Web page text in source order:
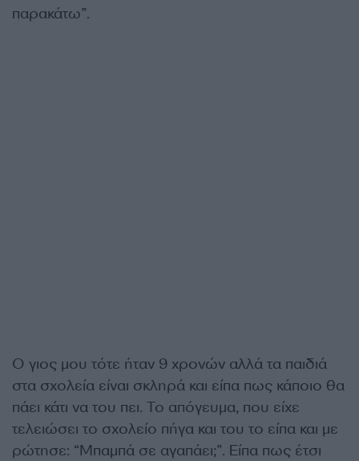
παρακάτω”.
Ο γιος μου τότε ήταν 9 χρονών αλλά τα παιδιά
στα σχολεία είναι σκληρά και είπα πως κάποιο θα
πάει κάτι να του πει. Το απόγευμα, που είχε
τελειώσει το σχολείο πήγα και του το είπα και με
ρώτησε: “Μπαμπά σε αγαπάει;”. Είπα πως έτσι